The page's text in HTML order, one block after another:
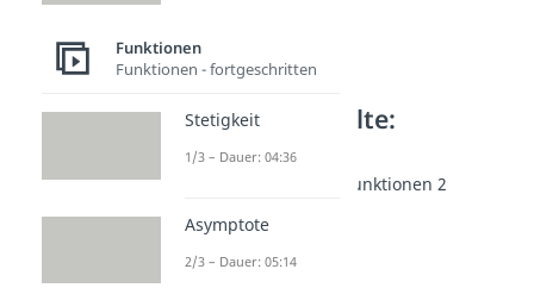
Weitere Inhalte:
Funktionen
Trigonometrische Funktionen 2
Dauer: 04:51
Cotangens
Funktionen
Funktionen - fortgeschritten
Stetigkeit
1/3 – Dauer: 04:36
Asymptote
2/3 – Dauer: 05:14